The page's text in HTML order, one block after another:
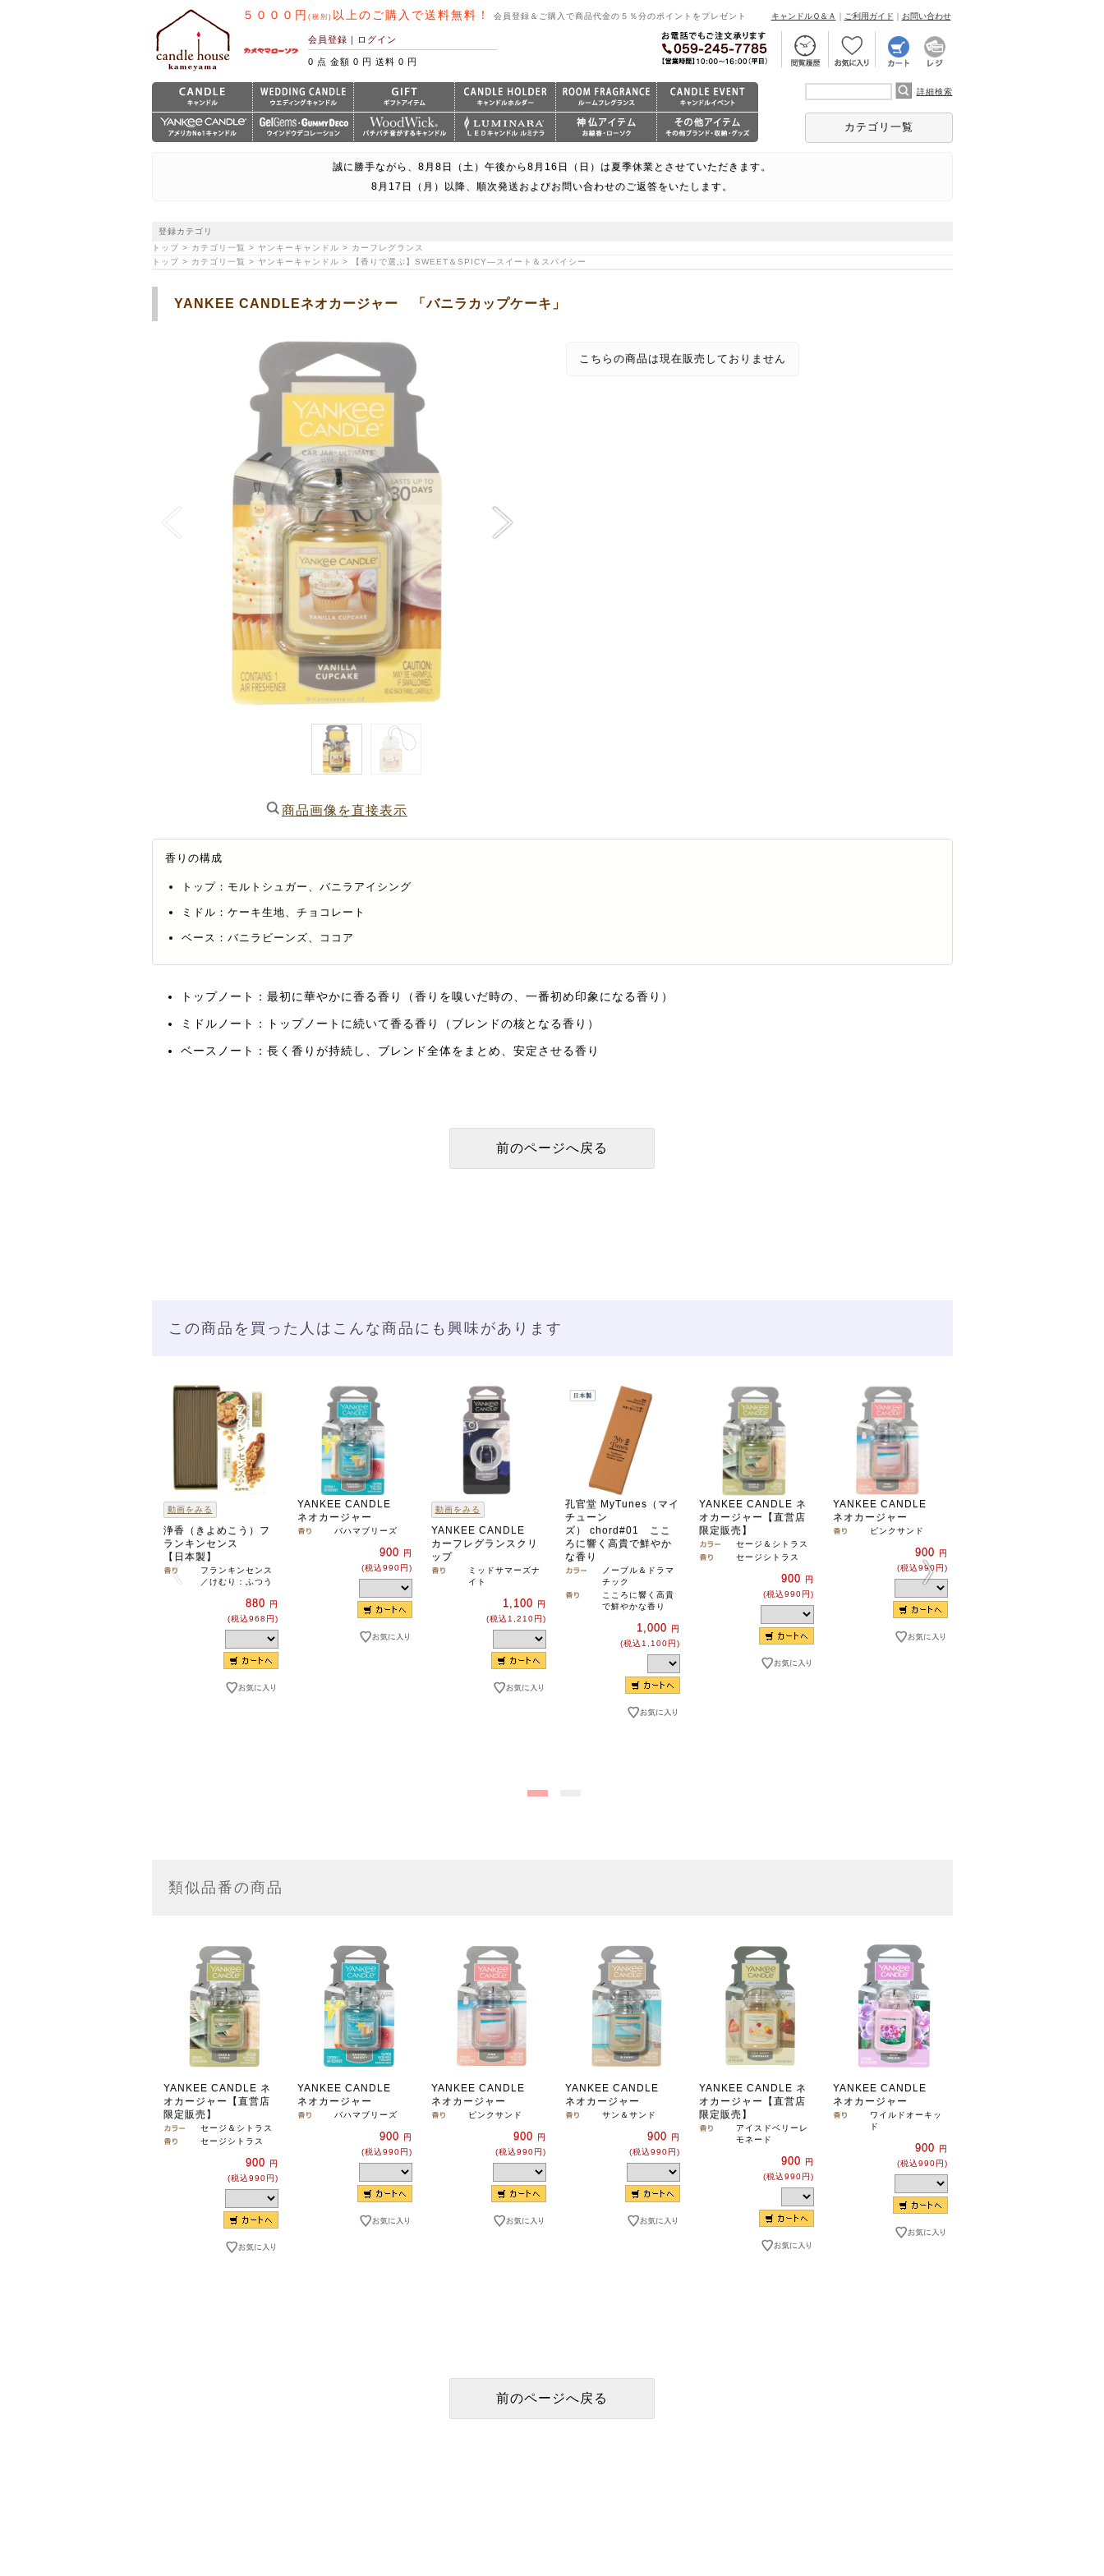
５０００円 (税別) 以上のご購入で送料無料！ 会員登録＆ご購入で商品代金の５％分のポイントをプレゼント キャンドルＱ＆Ａ ｜ ご利用ガイド ｜ お問い合わせ
会員登録 ｜ ログイン
0 点 金額 0 円 送料 0 円
詳細検索
カテゴリ一覧
誠に勝手ながら、8月8日（土）午後から8月16日（日）は夏季休業とさせていただきます。
8月17日（月）以降、順次発送およびお問い合わせのご返答をいたします。
登録カテゴリ
トップ > カテゴリ一覧 > ヤンキーキャンドル > カーフレグランス
トップ > カテゴリ一覧 > ヤンキーキャンドル > 【香りで選ぶ】SWEET＆SPICY―スイート＆スパイシー
YANKEE CANDLEネオカージャー 「バニラカップケーキ」
商品画像を直接表示
こちらの商品は現在販売しておりません
香りの構成
トップ：モルトシュガー、バニラアイシング
ミドル：ケーキ生地、チョコレート
ベース：バニラビーンズ、ココア
トップノート：最初に華やかに香る香り（香りを嗅いだ時の、一番初め印象になる香り）
ミドルノート：トップノートに続いて香る香り（ブレンドの核となる香り）
ベースノート：長く香りが持続し、ブレンド全体をまとめ、安定させる香り
この商品を買った人はこんな商品にも興味があります
動画をみる
浄香（きよめこう）フ
ランキンセンス
【日本製】
フランキンセンス
／けむり：ふつう
880
円
(税込968円)
YANKEE CANDLE
ネオカージャー
バハマブリーズ
900
円
(税込990円)
動画をみる
YANKEE CANDLE
カーフレグランスクリ
ップ
ミッドサマーズナ
イト
1,100
円
(税込1,210円)
孔官堂 MyTunes（マイ
チューン
ズ） chord#01 ここ
ろに響く高貴で鮮やか
な香り
ノーブル＆ドラマ
チック
こころに響く高貴
で鮮やかな香り
1,000
円
(税込1,100円)
YANKEE CANDLE ネ
オカージャー【直営店
限定販売】
セージ＆シトラス
セージシトラス
900
円
(税込990円)
YANKEE CANDLE
ネオカージャー
ピンクサンド
900
円
(税込990円)
類似品番の商品
YANKEE CANDLE ネ
オカージャー【直営店
限定販売】
セージ＆シトラス
セージシトラス
900
円
(税込990円)
YANKEE CANDLE
ネオカージャー
バハマブリーズ
900
円
(税込990円)
YANKEE CANDLE
ネオカージャー
ピンクサンド
900
円
(税込990円)
YANKEE CANDLE
ネオカージャー
サン＆サンド
900
円
(税込990円)
YANKEE CANDLE ネ
オカージャー【直営店
限定販売】
アイスドベリーレ
モネード
900
円
(税込990円)
YANKEE CANDLE
ネオカージャー
ワイルドオーキッ
ド
900
円
(税込990円)